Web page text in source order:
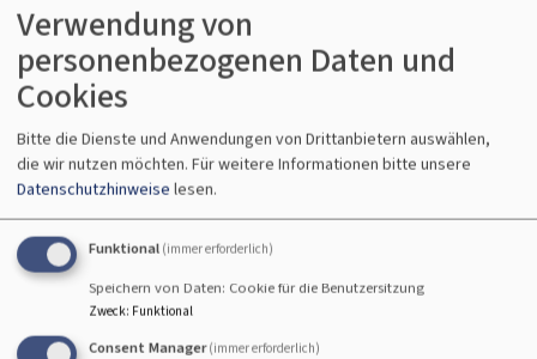
"Klingendes Bekenntnis zur Ökumene"
Mendelssohns Lobgesang | 22.10.2017lesen
"...versetzt Zuhörer ins Staunen"Händel
Messiah | 20.11.2016lesen
"..ätherisch-leicht, zutiefst vergeistigt, ja
jenseitig..."10 Jahre The Blue Notes | 19.6.2016
lesen
Verwendung von
personenbezogenen Daten und
Cookies
Bitte die Dienste und Anwendungen von Drittanbietern auswählen,
die wir nutzen möchten. Für weitere Informationen bitte unsere
Datenschutzhinweise lesen.
Funktional (immer erforderlich)
Speichern von Daten: Cookie für die Benutzersitzung
Zweck: Funktional
Consent Manager (immer erforderlich)